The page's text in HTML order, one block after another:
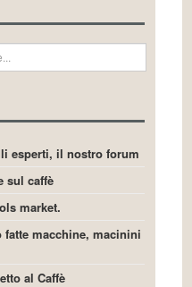
esperti, il nostro forum
sul caffè
market.
fatte macchine, macinini
al Caffè